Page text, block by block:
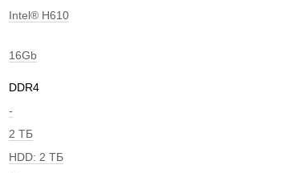
Intel® H610
16Gb
DDR4
-
2 ТБ
HDD: 2 ТБ